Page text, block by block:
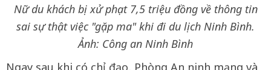
Nữ du khách bị xử phạt 7,5 triệu đồng về thông tin
sai sự thật việc "gặp ma" khi đi du lịch Ninh Bình.
Ảnh: Công an Ninh Bình
Ngay sau khi có chỉ đạo, Phòng An ninh mạng và